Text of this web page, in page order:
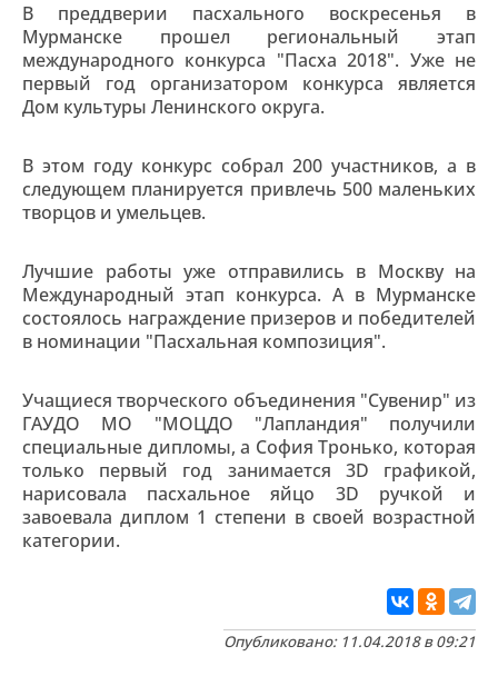
В преддверии пасхального воскресенья в
Мурманске прошел региональный этап
международного конкурса "Пасха 2018". Уже не
первый год организатором конкурса является
Дом культуры Ленинского округа.
В этом году конкурс собрал 200 участников, а в
следующем планируется привлечь 500 маленьких
творцов и умельцев.
Лучшие работы уже отправились в Москву на
Международный этап конкурса. А в Мурманске
состоялось награждение призеров и победителей
в номинации "Пасхальная композиция".
Учащиеся творческого объединения "Сувенир" из
ГАУДО МО "МОЦДО "Лапландия" получили
специальные дипломы, а София Тронько, которая
только первый год занимается 3D графикой,
нарисовала пасхальное яйцо 3D ручкой и
завоевала диплом 1 степени в своей возрастной
категории.
Опубликовано: 11.04.2018 в 09:21